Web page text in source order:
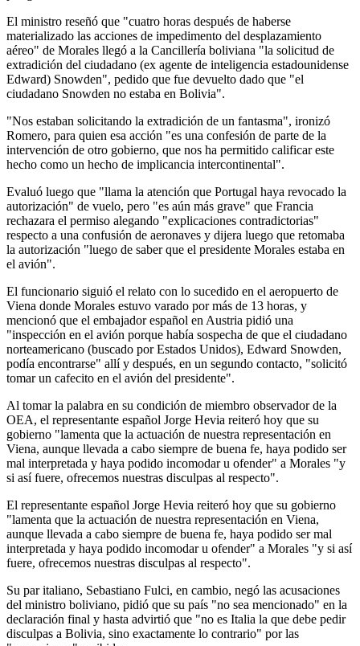
El ministro reseñó que "cuatro horas después de haberse
materializado las acciones de impedimento del desplazamiento
aéreo" de Morales llegó a la Cancillería boliviana "la solicitud de
extradición del ciudadano (ex agente de inteligencia estadounidense
Edward) Snowden", pedido que fue devuelto dado que "el
ciudadano Snowden no estaba en Bolivia".
"Nos estaban solicitando la extradición de un fantasma", ironizó
Romero, para quien esa acción "es una confesión de parte de la
intervención de otro gobierno, que nos ha permitido calificar este
hecho como un hecho de implicancia intercontinental".
Evaluó luego que "llama la atención que Portugal haya revocado la
autorización" de vuelo, pero "es aún más grave" que Francia
rechazara el permiso alegando "explicaciones contradictorias"
respecto a una confusión de aeronaves y dijera luego que retomaba
la autorización "luego de saber que el presidente Morales estaba en
el avión".
El funcionario siguió el relato con lo sucedido en el aeropuerto de
Viena donde Morales estuvo varado por más de 13 horas, y
mencionó que el embajador español en Austria pidió una
"inspección en el avión porque había sospecha de que el ciudadano
norteamericano (buscado por Estados Unidos), Edward Snowden,
podía encontrarse" allí y después, en un segundo contacto, "solicitó
tomar un cafecito en el avión del presidente".
Al tomar la palabra en su condición de miembro observador de la
OEA, el representante español Jorge Hevia reiteró hoy que su
gobierno "lamenta que la actuación de nuestra representación en
Viena, aunque llevada a cabo siempre de buena fe, haya podido ser
mal interpretada y haya podido incomodar u ofender" a Morales "y
si así fuere, ofrecemos nuestras disculpas al respecto".
El representante español Jorge Hevia reiteró hoy que su gobierno
"lamenta que la actuación de nuestra representación en Viena,
aunque llevada a cabo siempre de buena fe, haya podido ser mal
interpretada y haya podido incomodar u ofender" a Morales "y si así
fuere, ofrecemos nuestras disculpas al respecto".
Su par italiano, Sebastiano Fulci, en cambio, negó las acusaciones
del ministro boliviano, pidió que su país "no sea mencionado" en la
declaración final y hasta advirtió que "no es Italia la que debe pedir
disculpas a Bolivia, sino exactamente lo contrario" por las